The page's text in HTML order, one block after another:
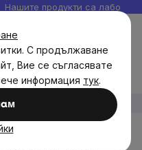
С продължаване
Вие се съгласявате
информация тук.
Нашите продукти са